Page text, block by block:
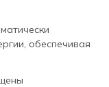
обеспечивая